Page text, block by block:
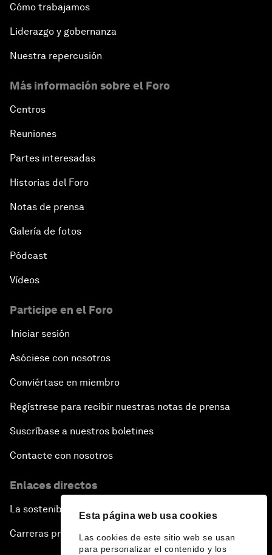
Esta página web usa cookies
Las cookies de este sitio web se usan
para personalizar el contenido y los
Cómo trabajamos
Liderazgo y gobernanza
Nuestra repercusión
Más información sobre el Foro
Centros
Reuniones
Partes interesadas
Historias del Foro
Notas de prensa
Galería de fotos
Pódcast
Vídeos
Participe en el Foro
Iniciar sesión
Asóciese con nosotros
Conviértase en miembro
Regístrese para recibir nuestras notas de prensa
Suscríbase a nuestros boletines
Contacte con nosotros
Enlaces directos
La sostenibilidad en el Foro
Carreras profesionales